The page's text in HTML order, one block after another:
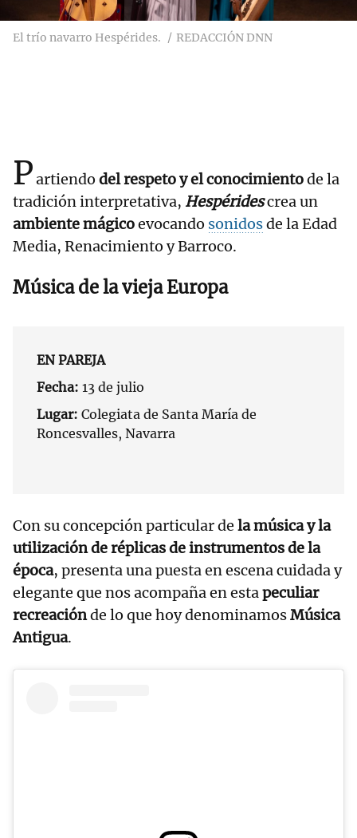
El trío navarro Hespérides. REDACCIÓN DNN
Partiendo del respeto y el conocimientode la
tradición interpretativa, Hespéridescrea un
ambiente mágicoevocando sonidosde la Edad
Media, Renacimiento y Barroco.
Música de la vieja Europa
EN PAREJA
Fecha: 13 de julio
Lugar: Colegiata de Santa María de
Roncesvalles, Navarra
Con su concepción particular de la música y la
utilización de réplicas de instrumentos de la
época, presenta una puesta en escena cuidada y
elegante que nos acompaña en estapeculiar
recreaciónde lo que hoy denominamosMúsica
Antigua.